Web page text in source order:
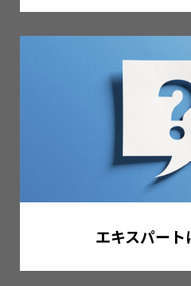
エキスパート